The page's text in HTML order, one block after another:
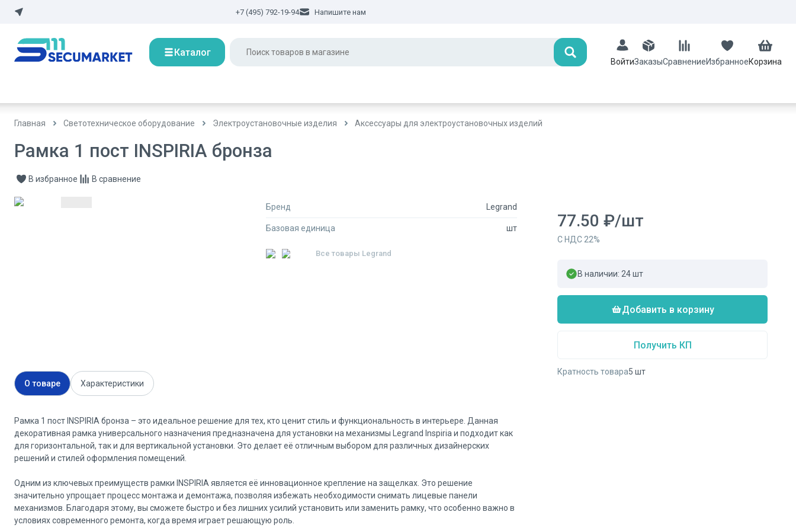
+7 (495) 792-19-94 Напишите нам
Каталог Поиск
ВойтиЗаказыСравнениеИзбранноеКорзина
Главная Светотехническое оборудование Электроустановочные изделия Аксессуары для электроустановочных изделий
Рамка 1 пост INSPIRIA бронза
В избранное В сравнение
Бренд Legrand
Базовая единица шт
Все товары Legrand
О товаре Характеристики
Рамка 1 пост INSPIRIA бронза – это идеальное решение для тех, кто ценит стиль и функциональность в интерьере. Данная
декоративная рамка универсального назначения предназначена для установки на механизмы Legrand Inspiria и подходит как
для горизонтальной, так и для вертикальной установки. Это делает её отличным выбором для различных дизайнерских
решений и стилей оформления помещений.
Одним из ключевых преимуществ рамки INSPIRIA является её инновационное крепление на защелках. Это решение
значительно упрощает процесс монтажа и демонтажа, позволяя избежать необходимости снимать лицевые панели
механизмов. Благодаря этому, вы сможете быстро и без лишних усилий установить или заменить рамку, что особенно важно в
условиях современного ремонта, когда время играет решающую роль.
77.50 ₽/шт
С НДС 22%
В наличии: 24 шт
Добавить в корзину
Получить КП
Кратность товара5 шт